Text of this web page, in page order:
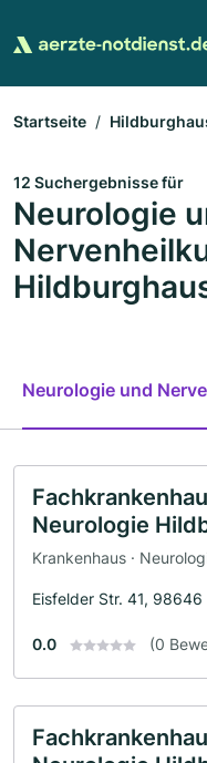
Startseite
12 Suchergebnisse für
Neurologie
Neurologie und
Neurologie
Krankenhaus ·
Eisfelder Str. 41,
0.0 (0